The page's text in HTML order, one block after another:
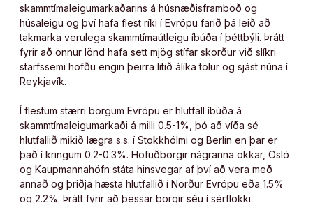
skammtímaleigumarkaðarins á húsnæðisframboð og
húsaleigu og því hafa flest ríki í Evrópu farið þá leið að
takmarka verulega skammtímaútleigu íbúða í þéttbýli. Þrátt
fyrir að önnur lönd hafa sett mjög stífar skorður við slíkri
starfssemi höfðu engin þeirra litið álíka tölur og sjást núna í
Reykjavík.
Í flestum stærri borgum Evrópu er hlutfall íbúða á
skammtímaleigumarkaði á milli 0.5-1%, þó að víða sé
hlutfallið mikið lægra s.s. í Stokkhólmi og Berlín en þar er
það í kringum 0.2-0.3%. Höfuðborgir nágranna okkar, Osló
og Kaupmannahöfn státa hinsvegar af því að vera með
annað og þriðja hæsta hlutfallið í Norður Evrópu eða 1.5%
og 2.2%. Þrátt fyrir að þessar borgir séu í sérflokki